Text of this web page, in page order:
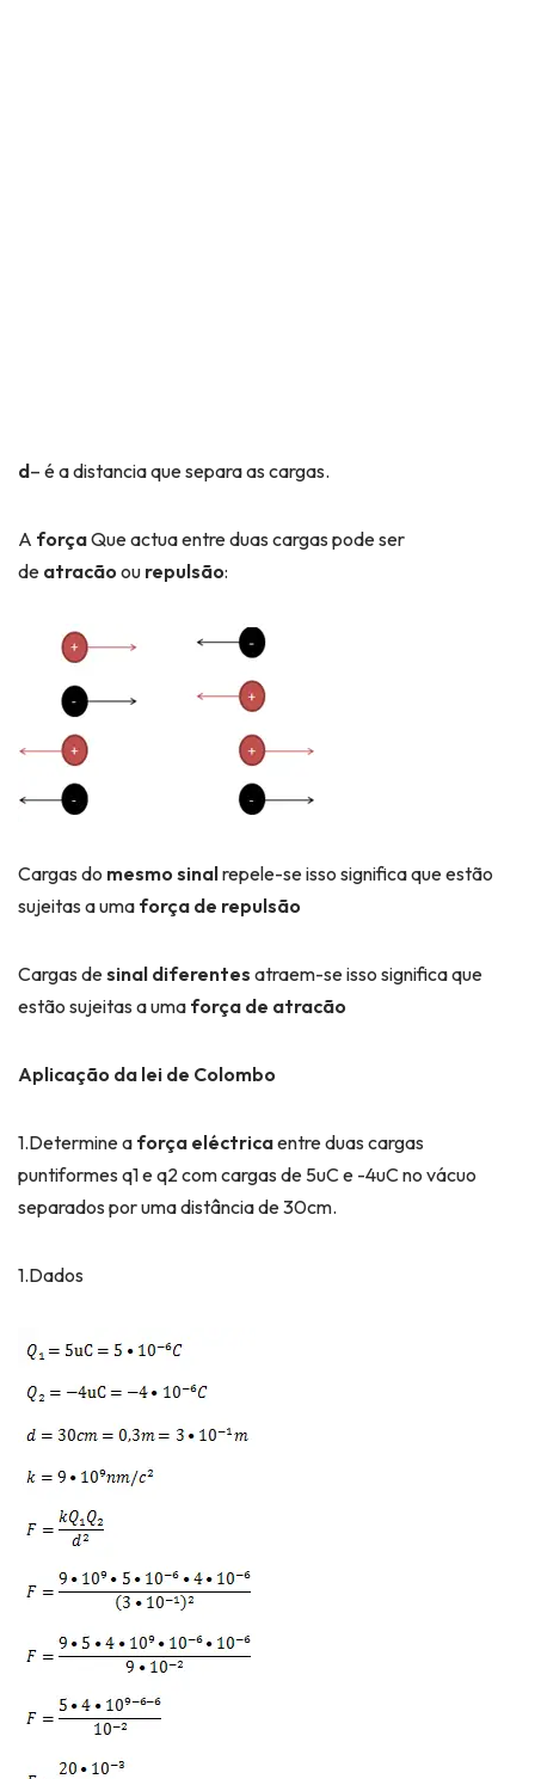
d– é a distancia que separa as cargas.
A forçaQue actua entre duas cargas pode ser
de atracão ou repulsão:
Cargas do mesmo sinalrepele-se isso significa que estão
sujeitas a uma força de repulsão
Cargas desinal diferentes atraem-se isso significa que
estão sujeitas a uma força de atracão
Aplicação da lei de Colombo
1.Determine a força eléctricaentre duas cargas
puntiformes q1 e q2 com cargas de 5uC e -4uC no vácuo
separados por uma distância de 30cm.
1.Dados